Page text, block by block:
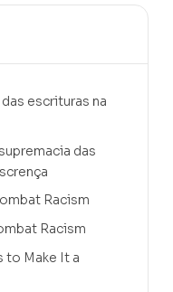
escrituras na
das
Racism
Racism
to Make It a